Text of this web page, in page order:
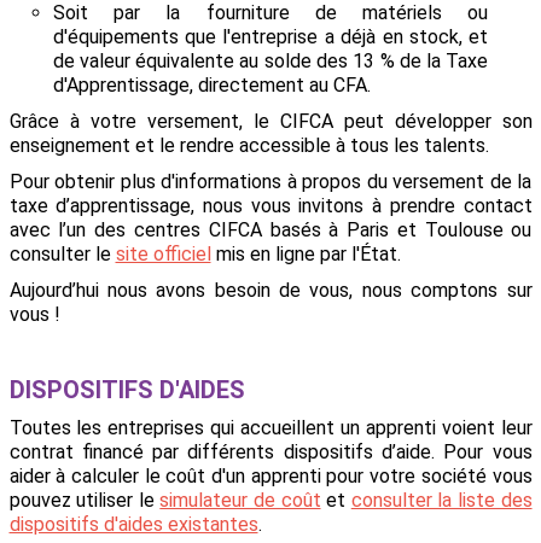
Soit par la fourniture de matériels ou
d'équipements que l'entreprise a déjà en stock, et
de valeur équivalente au solde des 13 % de la Taxe
d'Apprentissage, directement au CFA.
Grâce à votre versement, le CIFCA peut développer son
enseignement et le rendre accessible à tous les talents.
Pour obtenir plus d'informations à propos du versement de la
taxe d’apprentissage, nous vous invitons à prendre contact
avec l’un des centres CIFCA basés à Paris et Toulouse ou
consulter le site officielmis en ligne par l'État.
Aujourd’hui nous avons besoin de vous, nous comptons sur
vous !
DISPOSITIFS D'AIDES
Toutes les entreprises qui accueillent un apprenti voient leur
contrat financé par différents dispositifs d’aide. Pour vous
aider à calculer le coût d'un apprenti pour votre société vous
pouvez utiliser lesimulateur de coût et consulter la liste des
dispositifs d'aides existantes.